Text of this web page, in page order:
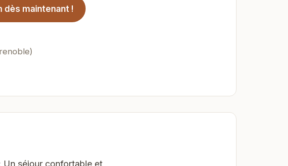
dès maintenant !
Un séjour confortable et